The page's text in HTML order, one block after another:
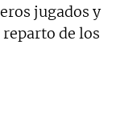
jugados y
de los